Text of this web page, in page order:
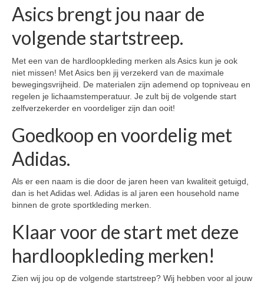
Asics brengt jou naar de
volgende startstreep.
Met een van de hardloopkleding merken als Asics kun je ook
niet missen! Met Asics ben jij verzekerd van de maximale
bewegingsvrijheid. De materialen zijn ademend op topniveau en
regelen je lichaamstemperatuur. Je zult bij de volgende start
zelfverzekerder en voordeliger zijn dan ooit!
Goedkoop en voordelig met
Adidas.
Als er een naam is die door de jaren heen van kwaliteit getuigd,
dan is het Adidas wel. Adidas is al jaren een household name
binnen de grote sportkleding merken.
Klaar voor de start met deze
hardloopkleding merken!
Zien wij jou op de volgende startstreep? Wij hebben voor al jouw